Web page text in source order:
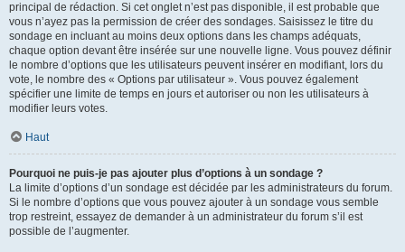
principal de rédaction. Si cet onglet n’est pas disponible, il est probable que
vous n’ayez pas la permission de créer des sondages. Saisissez le titre du
sondage en incluant au moins deux options dans les champs adéquats,
chaque option devant être insérée sur une nouvelle ligne. Vous pouvez définir
le nombre d’options que les utilisateurs peuvent insérer en modifiant, lors du
vote, le nombre des « Options par utilisateur ». Vous pouvez également
spécifier une limite de temps en jours et autoriser ou non les utilisateurs à
modifier leurs votes.
Haut
Pourquoi ne puis-je pas ajouter plus d’options à un sondage ?
La limite d’options d’un sondage est décidée par les administrateurs du forum.
Si le nombre d’options que vous pouvez ajouter à un sondage vous semble
trop restreint, essayez de demander à un administrateur du forum s’il est
possible de l’augmenter.